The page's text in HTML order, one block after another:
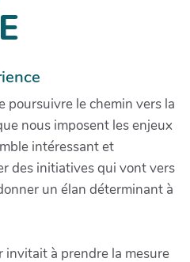
poursuivre le chemin vers la
nous imposent les enjeux
intéressant et
des initiatives qui vont vers
un élan déterminant à
invitait à prendre la mesure